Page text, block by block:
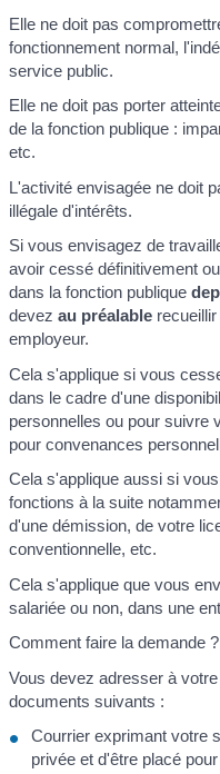
Elle ne doit pas
fonctionnement normal,
service public.
Elle ne doit pas porter
de la fonction publique :
etc.
L'activité envisagée ne doit
illégale d'intérêts.
Si vous envisagez de
avoir cessé définitivement
dans la fonction publique
devezau préalable
employeur.
Cela s'applique si vous
dans le cadre d'une
personnelles ou pour suivre
pour convenances
Cela s'applique aussi si
fonctions à la suite
d'une démission, de votre
conventionnelle, etc.
Cela s'applique que vous
salariée ou non, dans une
Comment faire la demande ?
Vous devez adresser à
documents suivants :
Courrier exprimant votre
privée et d'être placé